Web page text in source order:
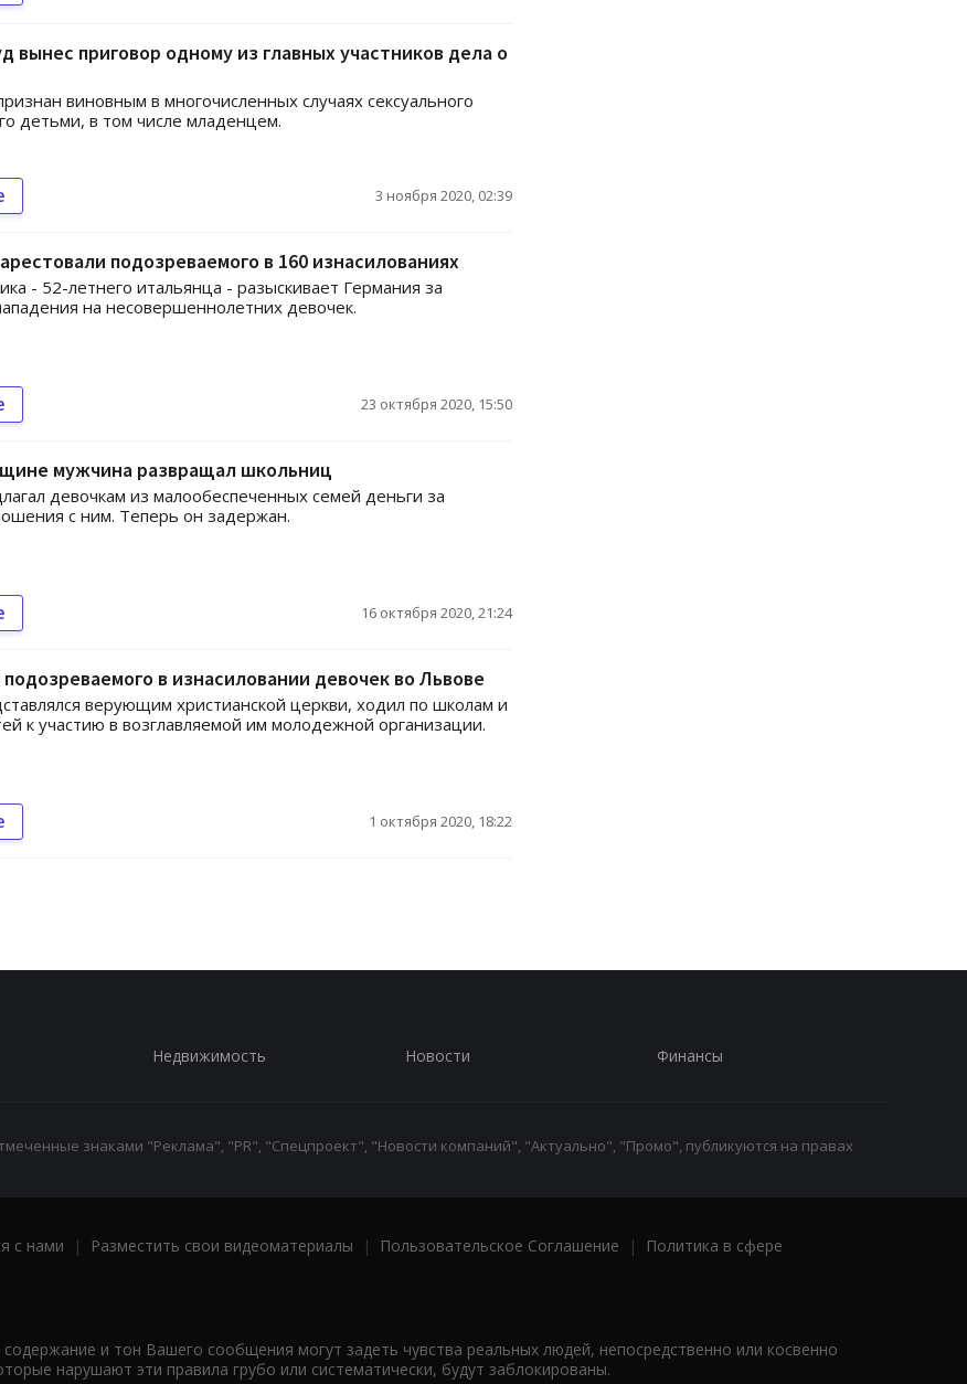
вынес приговор одному из главных участников дела о
виновным в многочисленных случаях сексуального
детьми, в том числе младенцем.
3 ноября 2020, 02:39
подозреваемого в 160 изнасилованиях
- 52-летнего итальянца - разыскивает Германия за
на несовершеннолетних девочек.
23 октября 2020, 15:50
мужчина развращал школьниц
девочкам из малообеспеченных семей деньги за
с ним. Теперь он задержан.
16 октября 2020, 21:24
в изнасиловании девочек во Львове
верующим христианской церкви, ходил по школам и
к участию в возглавляемой им молодежной организации.
1 октября 2020, 18:22
Недвижимость Новости Финансы
знаками "Реклама", "PR", "Спецпроект", "Новости компаний", "Актуально", "Промо", публикуются на правах
с нами | Разместить свои видеоматериалы | Пользовательское Соглашение |
Политика в сфере
и тон Вашего сообщения могут задеть чувства реальных людей, непосредственно или косвенно
нарушают эти правила грубо или систематически, будут заблокированы.